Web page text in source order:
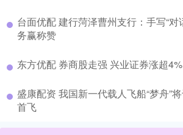
台面优配 建行菏泽曹州支行：手写“对
务赢称赞
​东方优配 券商股走强 兴业证券涨超4%
盛康配资 我国新一代载人飞船“梦舟”
首飞